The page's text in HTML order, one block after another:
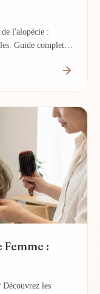
l'alopécie :
Guide complet
Femme :
Découvrez les